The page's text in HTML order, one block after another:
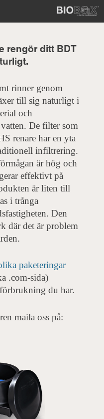
rengör ditt BDT
rinner genom
till sig naturligt i
och
De filter som
renare har en yta
infiltrering.
är hög och
effektivt på
är liten till
i trånga
Den
där det är problem
paketeringar
.com-sida)
du har.
maila oss på: